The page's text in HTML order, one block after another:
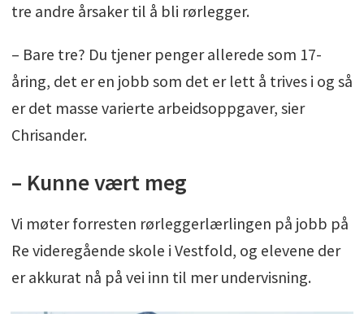
tre andre årsaker til å bli rørlegger.
– Bare tre? Du tjener penger allerede som 17-
åring, det er en jobb som det er lett å trives i og så
er det masse varierte arbeidsoppgaver, sier
Chrisander.
– Kunne vært meg
Vi møter forresten rørleggerlærlingen på jobb på
Re videregående skole i Vestfold, og elevene der
er akkurat nå på vei inn til mer undervisning.